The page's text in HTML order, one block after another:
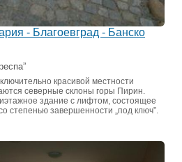
- Благоевград - Банско
красивой местности
северные склоны горы Пирин.
здание с лифтом, состоящее
степенью завершенности „под ключ”.